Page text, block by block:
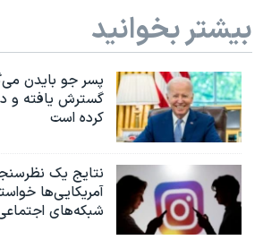
بیشتر بخوانید
پسر جو بایدن
گسترش یافته و
کرده است
نتایج یک
آمریکایی‌ها
شبکه‌های